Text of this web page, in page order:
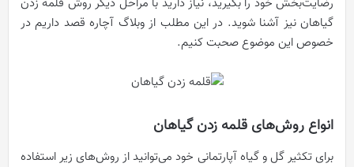
گیاهان نیز آشنا شوید. در این مطلب از وبلاگ آچاره قصد داریم در
خصوص این موضوع صحبت کنیم.
انواع روش‌های قلمه زدن گیاهان
برای تکثیر گل و گیاه آپارتمانی خود می‌توانید از روش‌های زیر استفاده